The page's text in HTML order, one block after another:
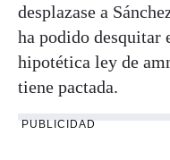
desplazase a
ha podido desquitar
hipotética ley de
tiene pactada.
PUBLICIDAD